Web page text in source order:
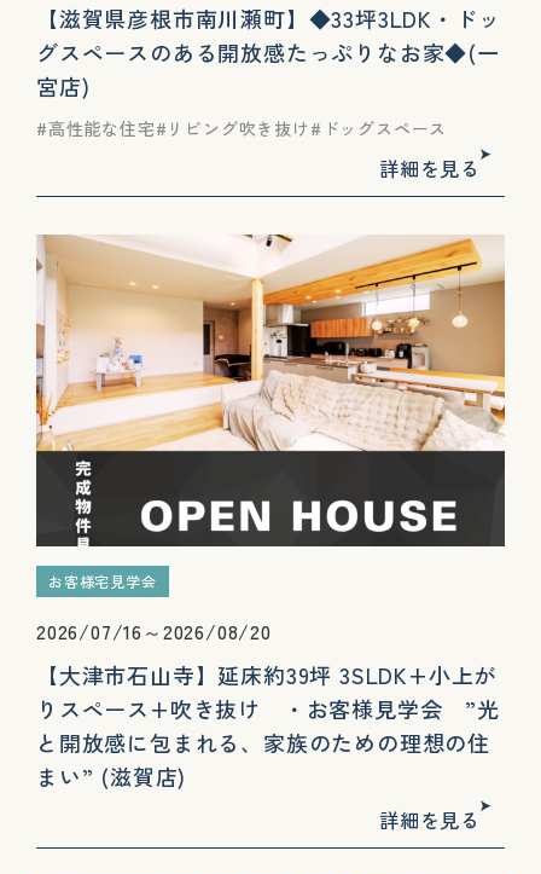
【滋賀県彦根市南川瀬町】◆33坪3LDK・ドッ
グスペースのある開放感たっぷりなお家◆(一
宮店)
高性能な住宅 リビング吹き抜け ドッグスペース
詳細を見る
お客様宅見学会
2026/07/16～2026/08/20
【大津市石山寺】延床約39坪 3SLDK+小上が
りスペース+吹き抜け ・お客様見学会 ”光
と開放感に包まれる、家族のための理想の住
まい” (滋賀店)
詳細を見る